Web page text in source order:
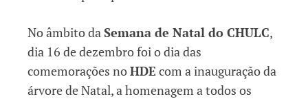
No âmbito da Semana de Natal do CHULC,
dia 16 de dezembro foi o dia das
comemorações noHDE com a inauguração da
árvore de Natal, a homenagem a todos os